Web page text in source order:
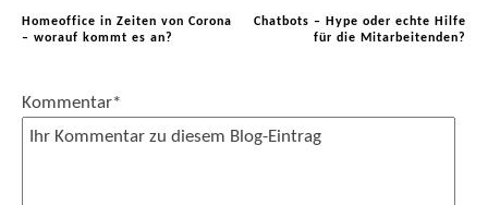
Homeoffice in Zeiten von Corona
– worauf kommt es an?
Chatbots – Hype oder echte Hilfe
für die Mitarbeitenden?
Kommentar*